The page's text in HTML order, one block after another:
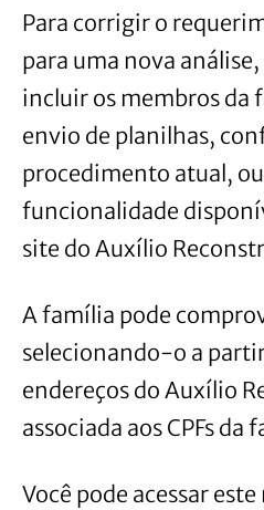
Para corrigir o
para uma nova
incluir os membros da
envio de planilhas,
procedimento atual,
funcionalidade
site do Auxílio
A família pode
selecionando-o a
endereços do Auxílio
associada aos CPFs da
Você pode acessar